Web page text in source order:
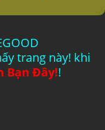
trang này! khi
Bạn Đây!!